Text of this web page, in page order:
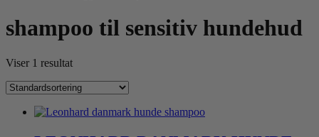
shampoo til sensitiv hundehud
Viser 1 resultat